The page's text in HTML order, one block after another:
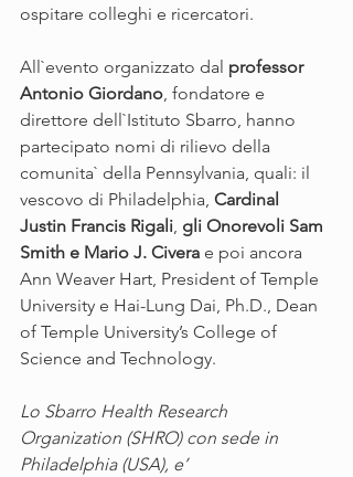
ospitare colleghi e ricercatori.
All`evento organizzato dal professor
Antonio Giordano, fondatore e
direttore dell`Istituto Sbarro, hanno
partecipato nomi di rilievo della
comunita` della Pennsylvania, quali: il
vescovo di Philadelphia, Cardinal
Justin Francis Rigali, gli Onorevoli Sam
Smith e Mario J. Civera e poi ancora
Ann Weaver Hart, President of Temple
University e Hai-Lung Dai, Ph.D., Dean
of Temple University’s College of
Science and Technology.
Lo Sbarro Health Research
Organization (SHRO) con sede in
Philadelphia (USA), e’